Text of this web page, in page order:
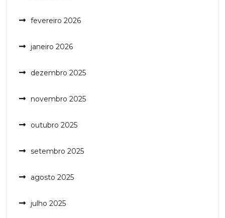
fevereiro 2026
janeiro 2026
dezembro 2025
novembro 2025
outubro 2025
setembro 2025
agosto 2025
julho 2025